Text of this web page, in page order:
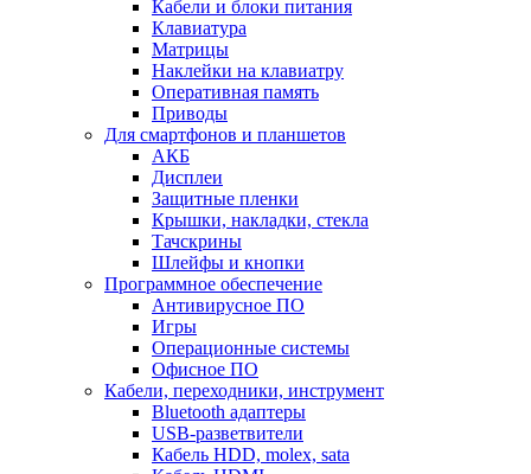
Кабели и блоки питания
Клавиатура
Матрицы
Наклейки на клавиатру
Оперативная память
Приводы
Для смартфонов и планшетов
АКБ
Дисплеи
Защитные пленки
Крышки, накладки, стекла
Тачскрины
Шлейфы и кнопки
Программное обеспечение
Антивирусное ПО
Игры
Операционные системы
Офисное ПО
Кабели, переходники, инструмент
Bluetooth адаптеры
USB-разветвители
Кабель HDD, molex, sata